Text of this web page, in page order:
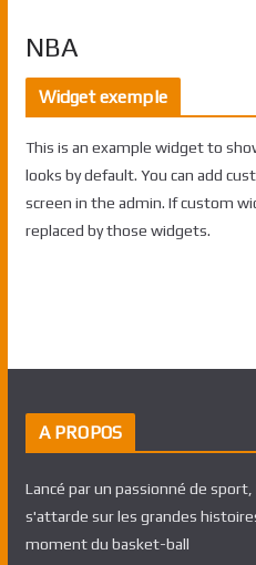
NBA
Widget exemple
This is an example widget to
looks by default. You can add
screen in the admin. If custom
replaced by those widgets.
A PROPOS
Lancé par un passionné de
s'attarde sur les grandes
moment du basket-ball